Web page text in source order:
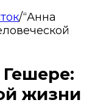
/“Анна
жизни